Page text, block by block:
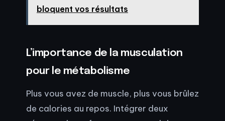
bloquent vos résultats
L’importance de la musculation
pour le métabolisme
Plus vous avez de muscle, plus vous brûlez
de calories au repos. Intégrer deux